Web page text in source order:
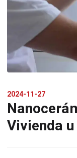
2024-11-27
Vivienda